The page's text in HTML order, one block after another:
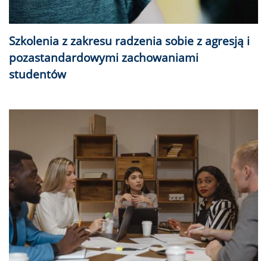
Szkolenia z zakresu radzenia sobie z agresją i
pozastandardowymi zachowaniami
studentów